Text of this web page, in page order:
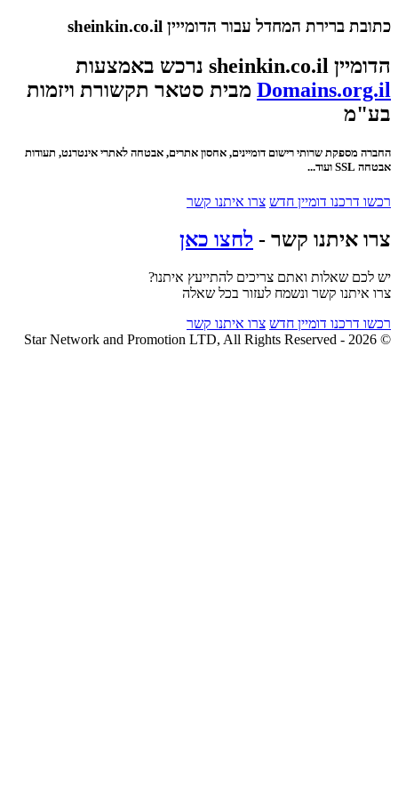
כתובת ברירת המחדל עבור הדומייין sheinkin.co.il
הדומיין sheinkin.co.il נרכש באמצעות
Domains.org.il מבית סטאר תקשורת ויזמות
בע"מ
החברה מספקת שרותי רישום דומיינים, אחסון אתרים, אבטחה לאתרי אינטרנט, תעודות
אבטחה SSL ועוד...
רכשו דרכנו דומיין חדש צרו איתנו קשר
צרו איתנו קשר - לחצו כאן
יש לכם שאלות ואתם צריכים להתייעץ איתנו?
צרו איתנו קשר ונשמח לעזור בכל שאלה
רכשו דרכנו דומיין חדש צרו איתנו קשר
© 2026 - Star Network and Promotion LTD, All Rights Reserved